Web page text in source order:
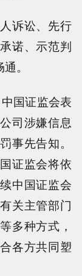
诉讼、先行
诺、示范判
。
国证监会表
司涉嫌信息
事先告知。
证监会将依
中国证监会
关主管部门
多种方式，
各方共同塑